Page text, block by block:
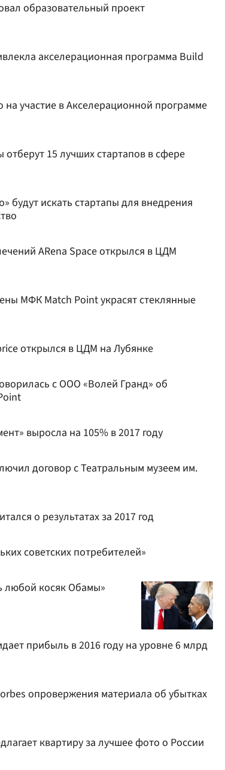
образовательный проект
акселерационная программа Build
на участие в Акселерационной программе
15 лучших стартапов в сфере
будут искать стартапы для внедрения
ARena Space открылся в ЦДМ
МФК Match Point украсят стеклянные
открылся в ЦДМ на Лубянке
с ООО «Волей Гранд» об
выросла на 105% в 2017 году
договор с Театральным музеем им.
о результатах за 2017 год
советских потребителей»
любой косяк Обамы»
прибыль в 2016 году на уровне 6 млрд
опровержения материала об убытках
квартиру за лучшее фото о России